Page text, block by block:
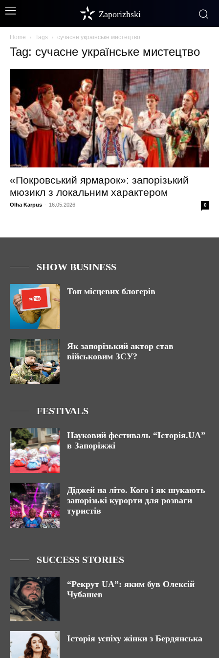
Zaporizhski
Home Tags сучасне українське мистецтво
Tag: сучасне українське мистецтво
«Покровський ярмарок»: запорізький
мюзикл з локальним характером
Olha Karpus - 16.05.2026 0
SHOW BUSINESS
Топ місцевих блогерів
Як запорізький актор став
військовим ЗСУ?
FESTIVALS
Науковий фестиваль “Історія.UA”
в Запоріжжі
Діджей на літо. Кого і як шукають
запорізькі курорти для розваги
туристів
SUCCESS STORIES
“Рекрут UA”: яким був Олексій
Чубашев
Історія успіху жінки з Бердянська